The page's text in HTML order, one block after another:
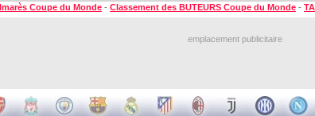
Coupe du Monde - Classement des BUTEURS Coupe du Monde -
emplacement publicitaire